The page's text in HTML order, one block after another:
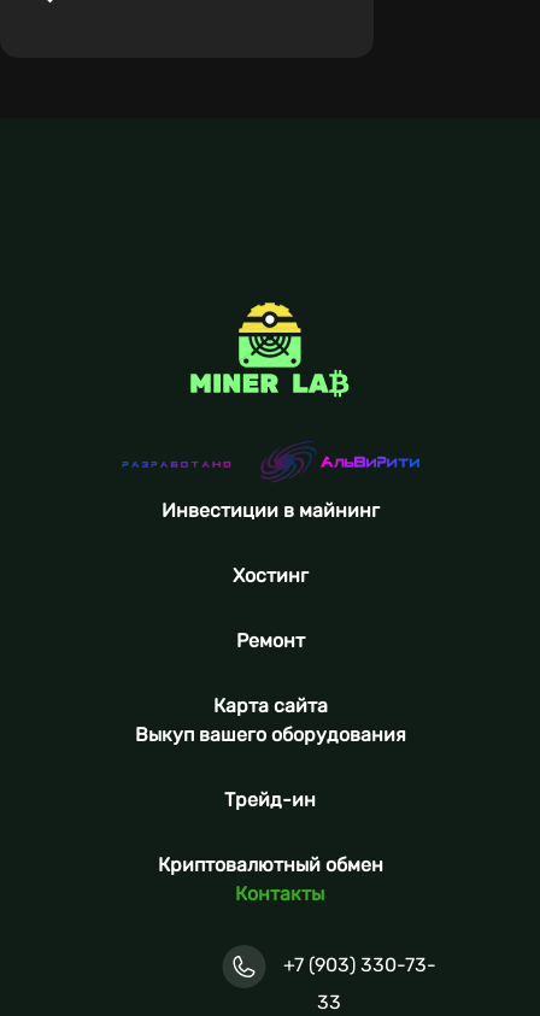
Инвестиции в майнинг
Хостинг
Ремонт
Карта сайта
Выкуп вашего оборудования
Трейд-ин
Криптовалютный обмен
Контакты
+7 (903) 330-73-
33